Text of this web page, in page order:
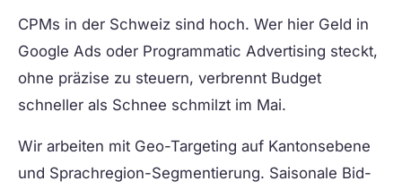
CPMs in der Schweiz sind hoch. Wer hier Geld in
Google Ads oder Programmatic Advertising steckt,
ohne präzise zu steuern, verbrennt Budget
schneller als Schnee schmilzt im Mai.
Wir arbeiten mit Geo-Targeting auf Kantonsebene
und Sprachregion-Segmentierung. Saisonale Bid-